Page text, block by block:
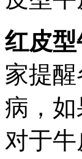
红皮
家提
病，
对于